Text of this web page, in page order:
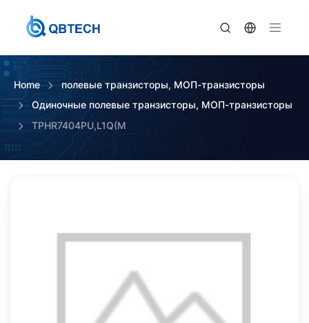
Home
полевые транзисторы, МОП-транзисторы
Одиночные полевые транзисторы, МОП-транзисторы
TPHR7404PU,L1Q(M